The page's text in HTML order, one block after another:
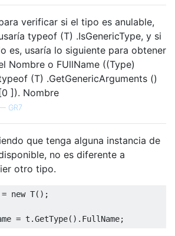
verificar si el tipo es anulable,
typeof (T) .IsGenericType, y si
es, usaría lo siguiente para obtener
Nombre o FUllName ((Type)
(T) .GetGenericArguments ()
]). Nombre
GR7
que tenga alguna instancia de
no es diferente a
otro tipo.
= new T();
= t .GetType(). FullName;